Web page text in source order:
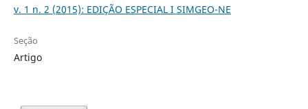
v. 1 n. 2 (2015): EDIÇÃO ESPECIAL I SIMGEO-NE
Seção
Artigo